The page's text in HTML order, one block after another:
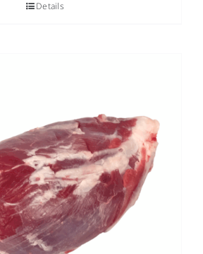
Details